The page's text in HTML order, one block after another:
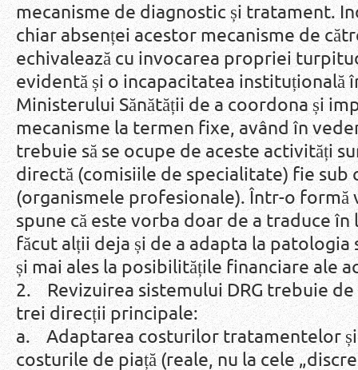
mecanisme de diagnostic și tratament.
chiar absenței acestor mecanisme de
echivalează cu invocarea propriei
evidentă și o incapacitatea instituțională
Ministerului Sănătății de a coordona și
mecanisme la termen fixe, având în
trebuie să se ocupe de aceste activități
directă (comisiile de specialitate) fie sub
(organismele profesionale). Într-o formă
spune că este vorba doar de a traduce în
făcut alții deja și de a adapta la
și mai ales la posibilitățile financiare ale
2. Revizuirea sistemului DRG trebuie de
trei direcții principale:
a. Adaptarea costurilor tratamentelor
costurile de piață (reale, nu la cele